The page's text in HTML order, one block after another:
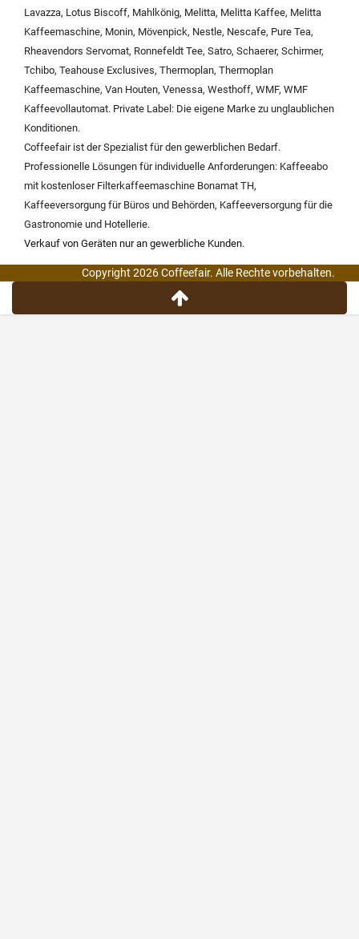
Lavazza, Lotus Biscoff, Mahlkönig, Melitta, Melitta Kaffee, Melitta
Kaffeemaschine, Monin, Mövenpick, Nestle, Nescafe, Pure Tea,
Rheavendors Servomat, Ronnefeldt Tee, Satro, Schaerer, Schirmer,
Tchibo, Teahouse Exclusives, Thermoplan, Thermoplan
Kaffeemaschine, Van Houten, Venessa, Westhoff, WMF, WMF
Kaffeevollautomat. Private Label: Die eigene Marke zu unglaublichen
Konditionen.
Coffeefair ist der Spezialist für den gewerblichen Bedarf.
Professionelle Lösungen für individuelle Anforderungen: Kaffeeabo
mit kostenloser Filterkaffeemaschine Bonamat TH,
Kaffeeversorgung für Büros und Behörden, Kaffeeversorgung für die
Gastronomie und Hotellerie.
Verkauf von Geräten nur an gewerbliche Kunden.
Copyright 2026 Coffeefair. Alle Rechte vorbehalten.